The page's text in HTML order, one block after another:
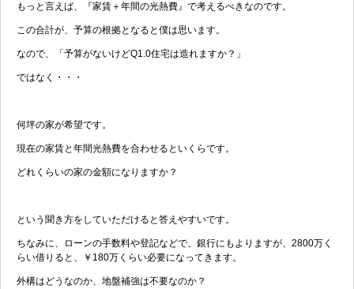
もっと言えば、『家賃＋年間の光熱費』で考えるべきなのです。
この合計が、予算の根拠となると僕は思います。
なので、「予算がないけどQ1.0住宅は造れますか？」
ではなく・・・
何坪の家が希望です。
現在の家賃と年間光熱費を合わせるといくらです。
どれくらいの家の金額になりますか？
という聞き方をしていただけると答えやすいです。
ちなみに、ローンの手数料や登記などで、銀行にもよりますが、2800万く
らい借りると、￥180万くらい必要になってきます。
外構はどうなのか、地盤補強は不要なのか？